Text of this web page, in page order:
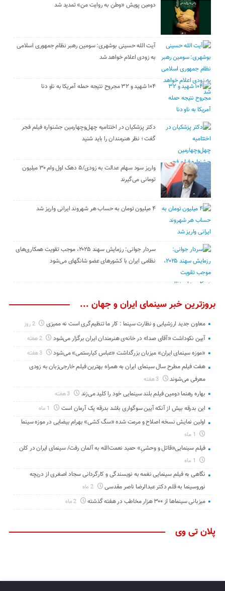
دومین پویش «وطن به روایت من» تمدید شد
آیت الله حسینی بوشهری: سومین رهبر نظام جمهوری اسلامی
به زودی اعلام خواهد شد
۱۰۴ شهید و ۳۲ مجروح نتیجه حمله آمریکا به ناو دنا
دکتر پزشکیان در اختتامیه چهل‌وچهارمین جشنواره فیلم فجر
گفت ؛ نظر هنرمندان را باید شنید
واریز سود سهام عدالت به زودی/۵ دهک اول وام ۳۰ میلیون
تومانی می‌گیرند
۴ میلیون تومان به حساب هر شهروند ایرانی واریز شد
سردار جوانی: رزمایش سهند ۲۰۲۵، موجب تقویت همکاری‌های
نظامی ایران با کشور‌های عضو شانگهای می‌شود
بروزترین خبر سینمای ایران و جهان ...
معاون جدید ارزشیابی و نظارت سینما : کار ما تنظیم‌گری است نه ممیزی 2 روز
آیین نکوداشت «آقای صدا» در خانه‌ی هنرمندان ایران برگزار می‌شود 2 هفته
«موزه سینمای ایران» میزبان بزرگداشت «عباس کیارستمی» می‌شود 3 هفته
هفت فیلم مطرح سال سینمای ایران به همراه بهترین فیلم خارجی‌زبان به زودی
معرفی می‌شوند
3 هفته
بهاره رهنما دومین فیلم بلند سینمایی خود را کلید می‌زند
این بدرقه بیش از آنکه آیین سوگواری باشد بدرقه یک آرمان است
اولین نمایش نسخه اصلاح و مرمت شده «سگ کشی» بهرام بیضایی در موزه سینما
فیلم سینمایی«قاتل و وحشیِ» حمید نعمت‌الله به آلمان رفت/ سینمای ایران در کلن
نگاهی به فیلم سینمایی نغمه به نویسندگی و کارگردانی سجاد اصغری از دریچه
نوروسینما به قلم دکتر عبدالرضا ناصر مقدسی
2 ماه
میزبانی سینماها از ۳۰۰ هزار مخاطب در هفته گذشته 2 ماه
پلان تی وی